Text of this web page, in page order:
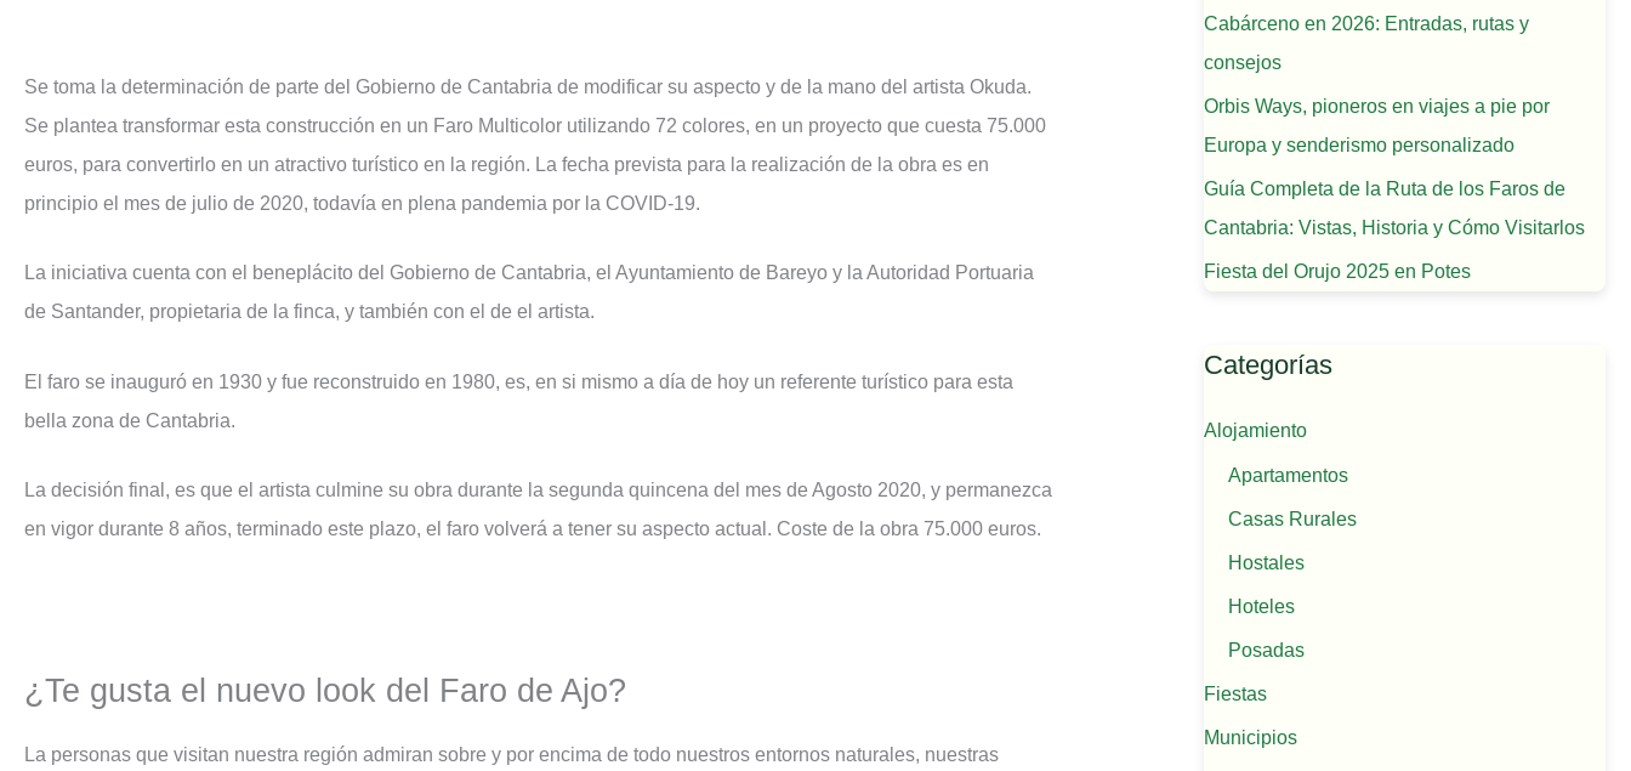
Se toma la determinación de parte del Gobierno de Cantabria de modificar su aspecto y de la mano del artista Okuda.
Se plantea transformar esta construcción en un Faro Multicolor utilizando 72 colores, en un proyecto que cuesta 75.000
euros, para convertirlo en un atractivo turístico en la región. La fecha prevista para la realización de la obra es en
principio el mes de julio de 2020, todavía en plena pandemia por la COVID-19.
La iniciativa cuenta con el beneplácito del Gobierno de Cantabria, el Ayuntamiento de Bareyo y la Autoridad Portuaria
de Santander, propietaria de la finca, y también con el de el artista.
El faro se inauguró en 1930 y fue reconstruido en 1980, es, en si mismo a día de hoy un referente turístico para esta
bella zona de Cantabria.
La decisión final, es que el artista culmine su obra durante la segunda quincena del mes de Agosto 2020, y permanezca
en vigor durante 8 años, terminado este plazo, el faro volverá a tener su aspecto actual. Coste de la obra 75.000 euros.
¿Te gusta el nuevo look del Faro de Ajo?
La personas que visitan nuestra región admiran sobre y por encima de todo nuestros entornos naturales, nuestras
Cabárceno en 2026: Entradas, rutas y
consejos
Orbis Ways, pioneros en viajes a pie por
Europa y senderismo personalizado
Guía Completa de la Ruta de los Faros de
Cantabria: Vistas, Historia y Cómo Visitarlos
Fiesta del Orujo 2025 en Potes
Categorías
Alojamiento
Apartamentos
Casas Rurales
Hostales
Hoteles
Posadas
Fiestas
Municipios